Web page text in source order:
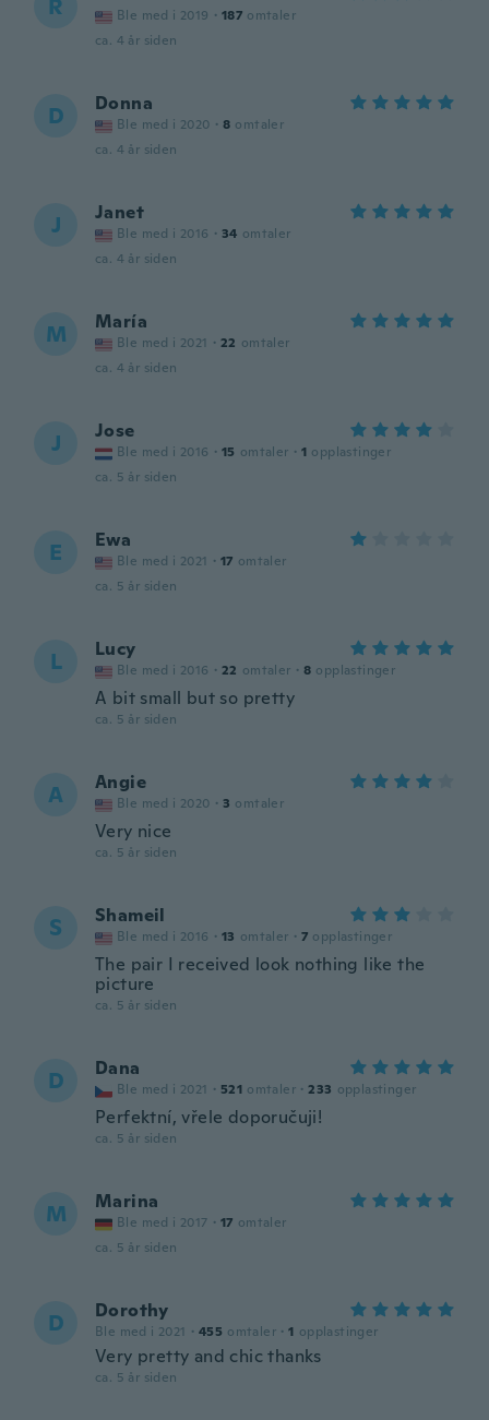
R Ble med i 2019 · 187 omtaler
ca. 4 år siden
D Donna
Ble med i 2020 · 8 omtaler
ca. 4 år siden
J Janet
Ble med i 2016 · 34 omtaler
ca. 4 år siden
M María
Ble med i 2021 · 22 omtaler
ca. 4 år siden
J Jose
Ble med i 2016 · 15 omtaler · 1 opplastinger
ca. 5 år siden
E Ewa
Ble med i 2021 · 17 omtaler
ca. 5 år siden
L Lucy
Ble med i 2016 · 22 omtaler · 8 opplastinger
A bit small but so pretty
ca. 5 år siden
A Angie
Ble med i 2020 · 3 omtaler
Very nice
ca. 5 år siden
S Shameil
Ble med i 2016 · 13 omtaler · 7 opplastinger
The pair I received look nothing like the
picture
ca. 5 år siden
D Dana
Ble med i 2021 · 521 omtaler · 233 opplastinger
Perfektní, vřele doporučuji!
ca. 5 år siden
M Marina
Ble med i 2017 · 17 omtaler
ca. 5 år siden
D Dorothy
Ble med i 2021 · 455 omtaler · 1 opplastinger
Very pretty and chic thanks
ca. 5 år siden